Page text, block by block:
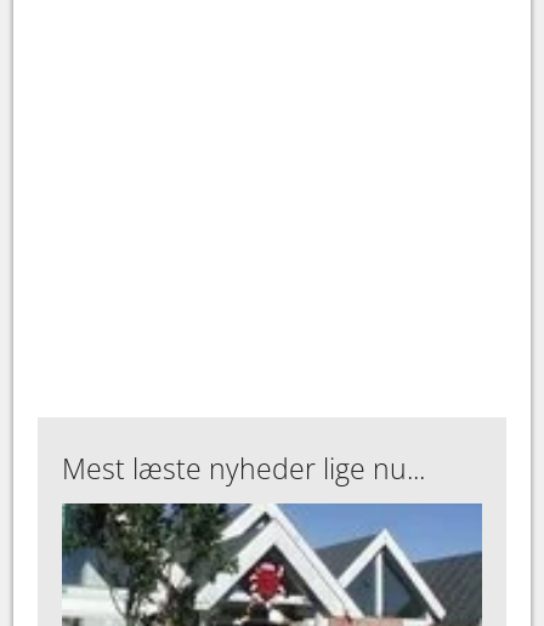
Mest læste nyheder lige nu...